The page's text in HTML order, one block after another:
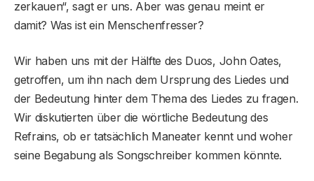
zerkauen“, sagt er uns. Aber was genau meint er
damit? Was ist ein Menschenfresser?
Wir haben uns mit der Hälfte des Duos, John Oates,
getroffen, um ihn nach dem Ursprung des Liedes und
der Bedeutung hinter dem Thema des Liedes zu fragen.
Wir diskutierten über die wörtliche Bedeutung des
Refrains, ob er tatsächlich Maneater kennt und woher
seine Begabung als Songschreiber kommen könnte.